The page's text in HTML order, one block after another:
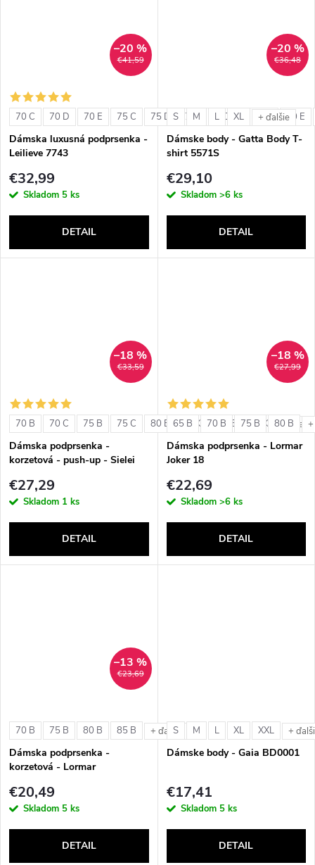
€41,59
–20 %
70 C 70 D 70 E 75 C 75 D 75 E 80 C 80 D 80 E
Dámska luxusná podprsenka -
Leilieve 7743
€32,99
Skladom 5 ks
DETAIL
€36,48
–20 %
S M L XL + ďalšie
Dámske body - Gatta Body T-
shirt 5571S
€29,10
Skladom >6 ks
DETAIL
€33,59
–18 %
70 B 70 C 75 B 75 C 80 B 80 C 85 B 85 C +
Dámska podprsenka -
korzetová - push-up - Sielei
€27,29
Skladom 1 ks
DETAIL
€27,99
–18 %
65 B 70 B 75 B 80 B
Dámska podprsenka - Lormar
Joker 18
€22,69
Skladom >6 ks
DETAIL
€23,69
–13 %
70 B 75 B 80 B 85 B + ďalšie
Dámska podprsenka -
korzetová - Lormar
€20,49
Skladom 5 ks
DETAIL
S M L XL XXL +
Dámske body - Gaia BD0001
€17,41
Skladom 5 ks
DETAIL